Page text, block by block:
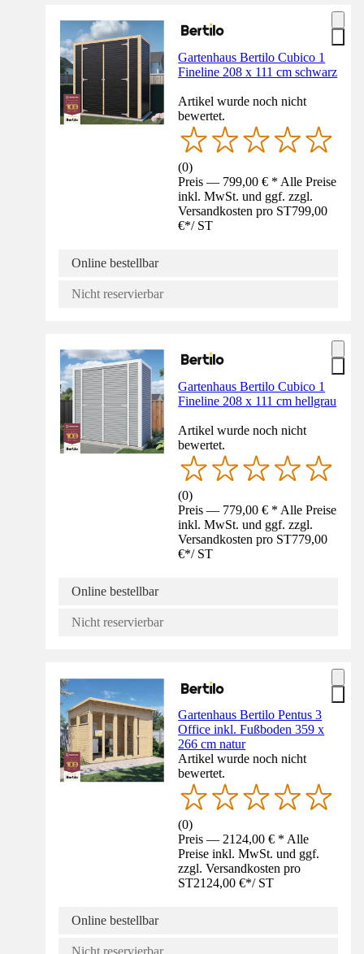
Gartenhaus Bertilo Cubico 1
Fineline 208 x 111 cm schwarz
Artikel wurde noch nicht
bewertet.
(0)
Preis — 799,00 € * Alle Preise
inkl. MwSt. und ggf. zzgl.
Versandkosten pro ST799,00
€*/ ST
Online bestellbar
Nicht reservierbar
Gartenhaus Bertilo Cubico 1
Fineline 208 x 111 cm hellgrau
Artikel wurde noch nicht
bewertet.
(0)
Preis — 779,00 € * Alle Preise
inkl. MwSt. und ggf. zzgl.
Versandkosten pro ST779,00
€*/ ST
Online bestellbar
Nicht reservierbar
Gartenhaus Bertilo Pentus 3
Office inkl. Fußboden 359 x
266 cm natur
Artikel wurde noch nicht
bewertet.
(0)
Preis — 2124,00 € * Alle
Preise inkl. MwSt. und ggf.
zzgl. Versandkosten pro
ST2124,00 €*/ ST
Online bestellbar